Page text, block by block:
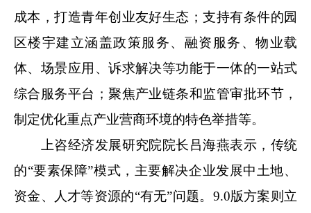
成本，打造青年创业友好生态；支持有条件的园
区楼宇建立涵盖政策服务、融资服务、物业载
体、场景应用、诉求解决等功能于一体的一站式
综合服务平台；聚焦产业链条和监管审批环节，
制定优化重点产业营商环境的特色举措等。
上咨经济发展研究院院长吕海燕表示，传统
的“要素保障”模式，主要解决企业发展中土地、
资金、人才等资源的“有无”问题。9.0版方案则立